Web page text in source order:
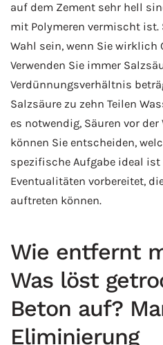
auf dem Zement sehr hell
mit Polymeren vermischt ist.
Wahl sein, wenn Sie wirklich
Verwenden Sie immer
Verdünnungsverhältnis
Salzsäure zu zehn Teilen
es notwendig, Säuren vor der
können Sie entscheiden,
spezifische Aufgabe ideal
Eventualitäten vorbereitet,
auftreten können.
Wie entfernt
Was löst
Beton auf?
Eliminierung